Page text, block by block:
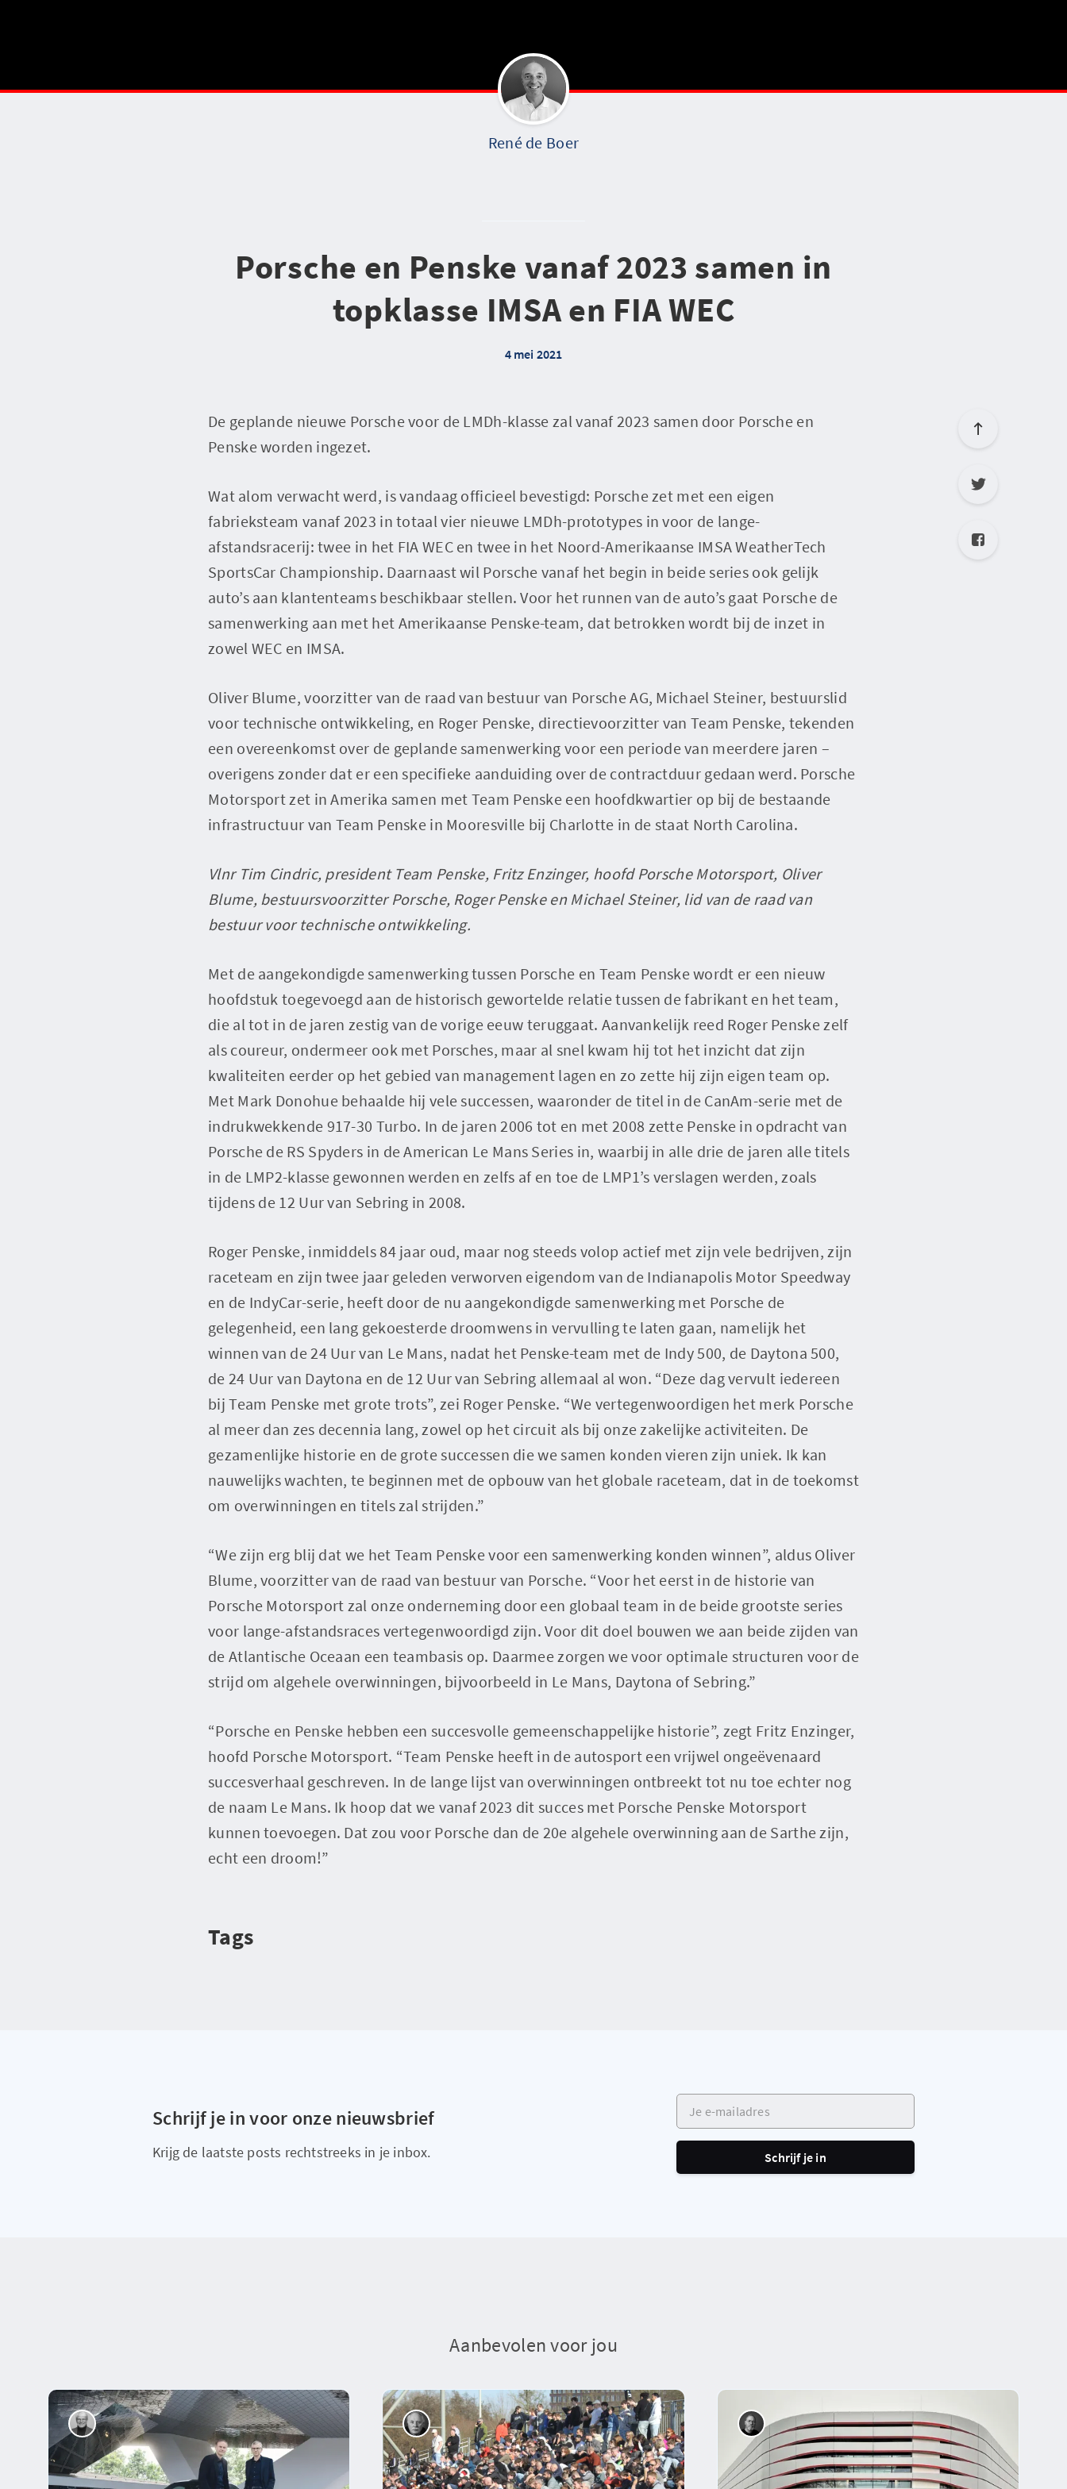
René de Boer
Porsche en Penske vanaf 2023 samen in
topklasse IMSA en FIA WEC
4 mei 2021
De geplande nieuwe Porsche voor de LMDh-klasse zal vanaf 2023 samen door Porsche en
Penske worden ingezet.
Wat alom verwacht werd, is vandaag officieel bevestigd: Porsche zet met een eigen
fabrieksteam vanaf 2023 in totaal vier nieuwe LMDh-prototypes in voor de lange-
afstandsracerij: twee in het FIA WEC en twee in het Noord-Amerikaanse IMSA WeatherTech
SportsCar Championship. Daarnaast wil Porsche vanaf het begin in beide series ook gelijk
auto’s aan klantenteams beschikbaar stellen. Voor het runnen van de auto’s gaat Porsche de
samenwerking aan met het Amerikaanse Penske-team, dat betrokken wordt bij de inzet in
zowel WEC en IMSA.
Oliver Blume, voorzitter van de raad van bestuur van Porsche AG, Michael Steiner, bestuurslid
voor technische ontwikkeling, en Roger Penske, directievoorzitter van Team Penske, tekenden
een overeenkomst over de geplande samenwerking voor een periode van meerdere jaren –
overigens zonder dat er een specifieke aanduiding over de contractduur gedaan werd. Porsche
Motorsport zet in Amerika samen met Team Penske een hoofdkwartier op bij de bestaande
infrastructuur van Team Penske in Mooresville bij Charlotte in de staat North Carolina.
Vlnr Tim Cindric, president Team Penske, Fritz Enzinger, hoofd Porsche Motorsport, Oliver
Blume, bestuursvoorzitter Porsche, Roger Penske en Michael Steiner, lid van de raad van
bestuur voor technische ontwikkeling.
Met de aangekondigde samenwerking tussen Porsche en Team Penske wordt er een nieuw
hoofdstuk toegevoegd aan de historisch gewortelde relatie tussen de fabrikant en het team,
die al tot in de jaren zestig van de vorige eeuw teruggaat. Aanvankelijk reed Roger Penske zelf
als coureur, ondermeer ook met Porsches, maar al snel kwam hij tot het inzicht dat zijn
kwaliteiten eerder op het gebied van management lagen en zo zette hij zijn eigen team op.
Met Mark Donohue behaalde hij vele successen, waaronder de titel in de CanAm-serie met de
indrukwekkende 917-30 Turbo. In de jaren 2006 tot en met 2008 zette Penske in opdracht van
Porsche de RS Spyders in de American Le Mans Series in, waarbij in alle drie de jaren alle titels
in de LMP2-klasse gewonnen werden en zelfs af en toe de LMP1’s verslagen werden, zoals
tijdens de 12 Uur van Sebring in 2008.
Roger Penske, inmiddels 84 jaar oud, maar nog steeds volop actief met zijn vele bedrijven, zijn
raceteam en zijn twee jaar geleden verworven eigendom van de Indianapolis Motor Speedway
en de IndyCar-serie, heeft door de nu aangekondigde samenwerking met Porsche de
gelegenheid, een lang gekoesterde droomwens in vervulling te laten gaan, namelijk het
winnen van de 24 Uur van Le Mans, nadat het Penske-team met de Indy 500, de Daytona 500,
de 24 Uur van Daytona en de 12 Uur van Sebring allemaal al won. “Deze dag vervult iedereen
bij Team Penske met grote trots”, zei Roger Penske. “We vertegenwoordigen het merk Porsche
al meer dan zes decennia lang, zowel op het circuit als bij onze zakelijke activiteiten. De
gezamenlijke historie en de grote successen die we samen konden vieren zijn uniek. Ik kan
nauwelijks wachten, te beginnen met de opbouw van het globale raceteam, dat in de toekomst
om overwinningen en titels zal strijden.”
“We zijn erg blij dat we het Team Penske voor een samenwerking konden winnen”, aldus Oliver
Blume, voorzitter van de raad van bestuur van Porsche. “Voor het eerst in de historie van
Porsche Motorsport zal onze onderneming door een globaal team in de beide grootste series
voor lange-afstandsraces vertegenwoordigd zijn. Voor dit doel bouwen we aan beide zijden van
de Atlantische Oceaan een teambasis op. Daarmee zorgen we voor optimale structuren voor de
strijd om algehele overwinningen, bijvoorbeeld in Le Mans, Daytona of Sebring.”
“Porsche en Penske hebben een succesvolle gemeenschappelijke historie”, zegt Fritz Enzinger,
hoofd Porsche Motorsport. “Team Penske heeft in de autosport een vrijwel ongeëvenaard
succesverhaal geschreven. In de lange lijst van overwinningen ontbreekt tot nu toe echter nog
de naam Le Mans. Ik hoop dat we vanaf 2023 dit succes met Porsche Penske Motorsport
kunnen toevoegen. Dat zou voor Porsche dan de 20e algehele overwinning aan de Sarthe zijn,
echt een droom!”
Tags
Schrijf je in voor onze nieuwsbrief
Krijg de laatste posts rechtstreeks in je inbox.
Je e-mailadres
Schrijf je in
Aanbevolen voor jou